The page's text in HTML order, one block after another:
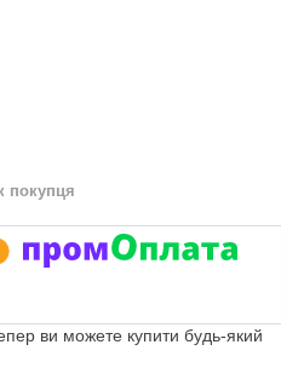
покупця
ви можете купити будь-який